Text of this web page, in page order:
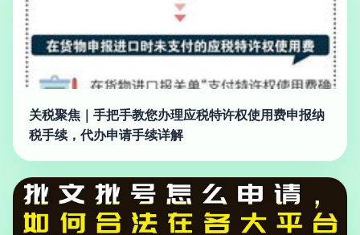
关税聚焦｜手把手教您办理应税特许权使用费申报纳
税手续，代办申请手续详解